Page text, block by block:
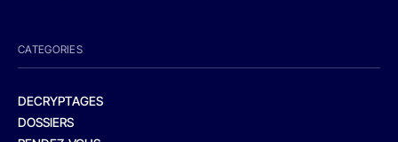
CATEGORIES
DECRYPTAGES
DOSSIERS